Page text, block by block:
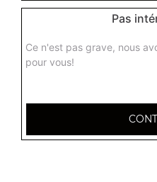
Pas
Ce n'est pas grave, nous
pour vous!